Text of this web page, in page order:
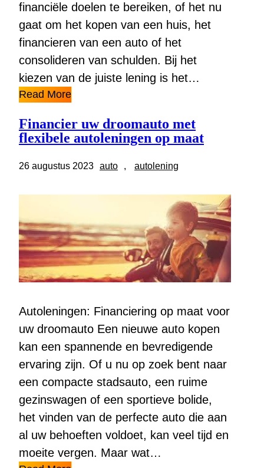
financiële doelen te bereiken, of het nu
gaat om het kopen van een huis, het
financieren van een auto of het
consolideren van schulden. Bij het
kiezen van de juiste lening is het…
Read More
Financier uw droomauto met
flexibele autoleningen op maat
26 augustus 2023 auto , autolening
Autoleningen: Financiering op maat voor
uw droomauto Een nieuwe auto kopen
kan een spannende en bevredigende
ervaring zijn. Of u nu op zoek bent naar
een compacte stadsauto, een ruime
gezinswagen of een sportieve bolide,
het vinden van de perfecte auto die aan
al uw behoeften voldoet, kan veel tijd en
moeite vergen. Maar wat…